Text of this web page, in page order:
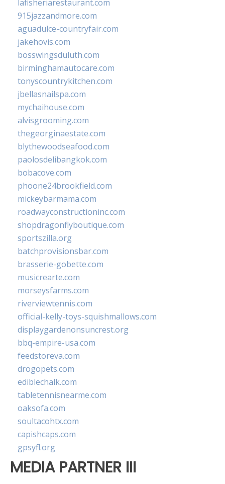
lafisheriarestaurant.com
915jazzandmore.com
aguadulce-countryfair.com
jakehovis.com
bosswingsduluth.com
birminghamautocare.com
tonyscountrykitchen.com
jbellasnailspa.com
mychaihouse.com
alvisgrooming.com
thegeorginaestate.com
blythewoodseafood.com
paolosdelibangkok.com
bobacove.com
phoone24brookfield.com
mickeybarmama.com
roadwayconstructioninc.com
shopdragonflyboutique.com
sportszilla.org
batchprovisionsbar.com
brasserie-gobette.com
musicrearte.com
morseysfarms.com
riverviewtennis.com
official-kelly-toys-squishmallows.com
displaygardenonsuncrest.org
bbq-empire-usa.com
feedstoreva.com
drogopets.com
ediblechalk.com
tabletennisnearme.com
oaksofa.com
soultacohtx.com
capishcaps.com
gpsyfl.org
MEDIA PARTNER III